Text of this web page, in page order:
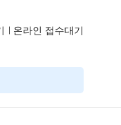
온라인 접수대기